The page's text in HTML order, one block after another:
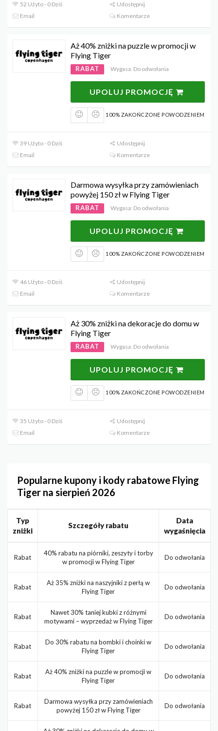
52 Użyto - 0 Dziś
Udostępnij
Email
Komentarze
Aż 40% zniżki na puzzle w promocji w
Flying Tiger
RABAT Wygasa: Do odwołania
UPOLUJ PROMOCJĘ
100% ZAKOŃCZONE POWODZENIEM
39 Użyto - 0 Dziś
Udostępnij
Email
Komentarze
Darmowa wysyłka przy zamówieniach
powyżej 150 zł w Flying Tiger
RABAT Wygasa: Do odwołania
UPOLUJ PROMOCJĘ
100% ZAKOŃCZONE POWODZENIEM
46 Użyto - 0 Dziś
Udostępnij
Email
Komentarze
Aż 30% zniżki na dekoracje do domu w
Flying Tiger
RABAT Wygasa: Do odwołania
UPOLUJ PROMOCJĘ
100% ZAKOŃCZONE POWODZENIEM
35 Użyto - 0 Dziś
Udostępnij
Email
Komentarze
Popularne kupony i kody rabatowe Flying
Tiger na sierpień 2026
Typ
zniżki
Szczegóły rabatu
Data
wygaśnięcia
Rabat
40% rabatu na piórniki, zeszyty i torby
w promocji w Flying Tiger
Do odwołania
Rabat
Aż 35% zniżki na naszyjniki z perłą w
Flying Tiger
Do odwołania
Rabat
Nawet 30% taniej kubki z różnymi
motywami – wyprzedaż w Flying Tiger
Do odwołania
Rabat
Do 30% rabatu na bombki i choinki w
Flying Tiger
Do odwołania
Rabat
Aż 40% zniżki na puzzle w promocji w
Flying Tiger
Do odwołania
Rabat
Darmowa wysyłka przy zamówieniach
powyżej 150 zł w Flying Tiger
Do odwołania